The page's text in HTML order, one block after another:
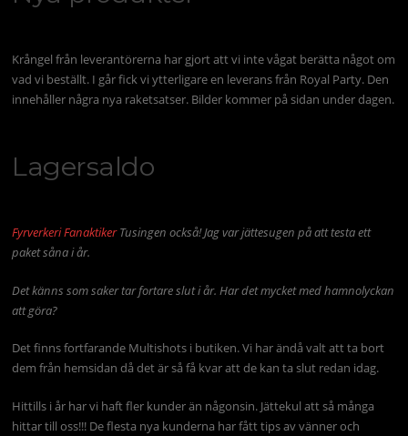
Krångel från leverantörerna har gjort att vi inte vågat berätta något om
vad vi beställt. I går fick vi ytterligare en leverans från Royal Party. Den
innehåller några nya raketsatser. Bilder kommer på sidan under dagen.
Lagersaldo
Fyrverkeri Fanaktiker Tusingen också! Jag var jättesugen på att testa ett
paket såna i år.
Det känns som saker tar fortare slut i år. Har det mycket med hamnolyckan
att göra?
Det finns fortfarande Multishots i butiken. Vi har ändå valt att ta bort
dem från hemsidan då det är så få kvar att de kan ta slut redan idag.
Hittills i år har vi haft fler kunder än någonsin. Jättekul att så många
hittar till oss!!! De flesta nya kunderna har fått tips av vänner och